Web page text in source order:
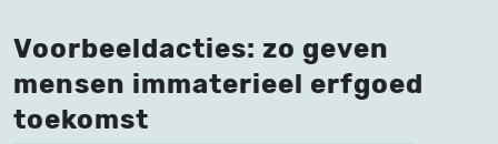
Voorbeeldacties: zo geven
mensen immaterieel erfgoed
toekomst